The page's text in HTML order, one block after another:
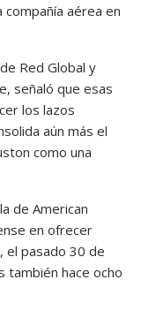
aérea en
Red Global y
señaló que esas
los lazos
aún más el
como una
de American
en ofrecer
el pasado 30 de
también hace ocho